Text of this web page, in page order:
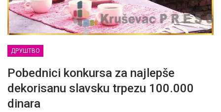
ДРУШТВО
Pobednici konkursa za najlepše
dekorisanu slavsku trpezu 100.000
dinara